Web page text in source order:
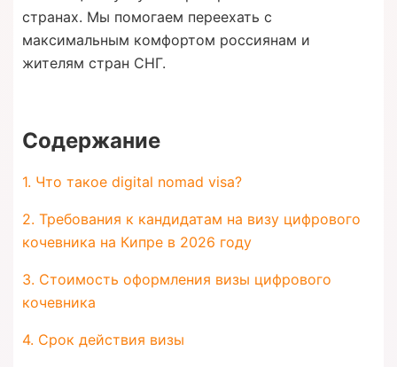
странах. Мы помогаем переехать с
максимальным комфортом россиянам и
жителям стран СНГ.
Содержание
1. Что такое digital nomad visa?
2. Требования к кандидатам на визу цифрового
кочевника на Кипре в 2026 году
3. Стоимость оформления визы цифрового
кочевника
4. Срок действия визы